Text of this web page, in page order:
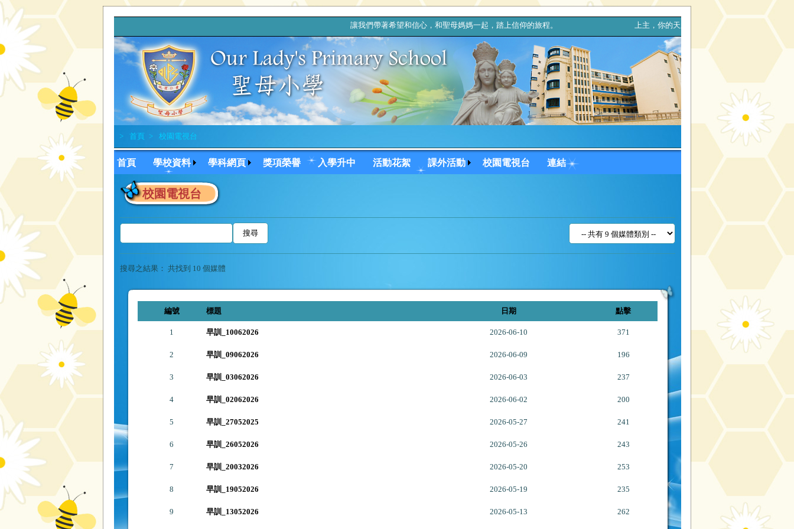
讓我們帶著希望和信心，和聖母媽媽一起，踏上信仰的旅程。 上主，你的天主親自與你同行，決不拋棄
> 首頁 > 校園電視台
首頁 學校資料 學科網頁 獎項榮譽 入學升中 活動花絮 課外活動 校園電視台 連結
校園電視台
搜尋之結果： 共找到 10 個媒體
編號 標題 日期 點擊
1 早訓_10062026 2026-06-10 371
2 早訓_09062026 2026-06-09 196
3 早訓_03062026 2026-06-03 237
4 早訓_02062026 2026-06-02 200
5 早訓_27052025 2026-05-27 241
6 早訓_26052026 2026-05-26 243
7 早訓_20032026 2026-05-20 253
8 早訓_19052026 2026-05-19 235
9 早訓_13052026 2026-05-13 262